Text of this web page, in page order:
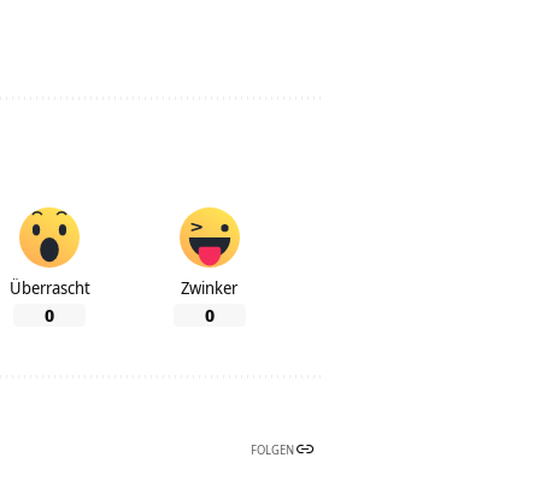
Überrascht
0
Zwinker
0
FOLGEN